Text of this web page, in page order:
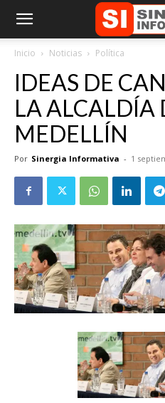
Inicio Noticias Política
IDEAS DE
LA ALCALDÍA
MEDELLÍN
Por Sinergia Informativa - 1